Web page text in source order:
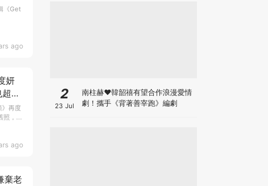
ago
《Get
ago
妍
清
》再度
照，...
棄老
2
23 Jul
南柱赫♥韓韶禧有望合作浪漫愛情
劇！攜手《背著善宰跑》編劇